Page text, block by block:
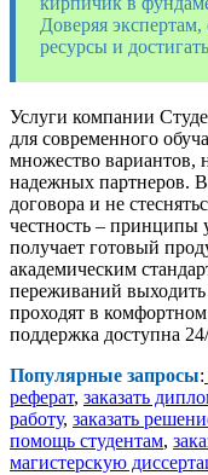
Доверяя экспертам,
ресурсы и
Услуги компании
для современного
множество вариантов,
надежных партнеров.
договора и не
честность – принципы
получает готовый
академическим
переживаний
проходят в
поддержка доступна
Популярные запросы:
реферат, заказать
работу, заказать
помощь студентам,
магистерскую